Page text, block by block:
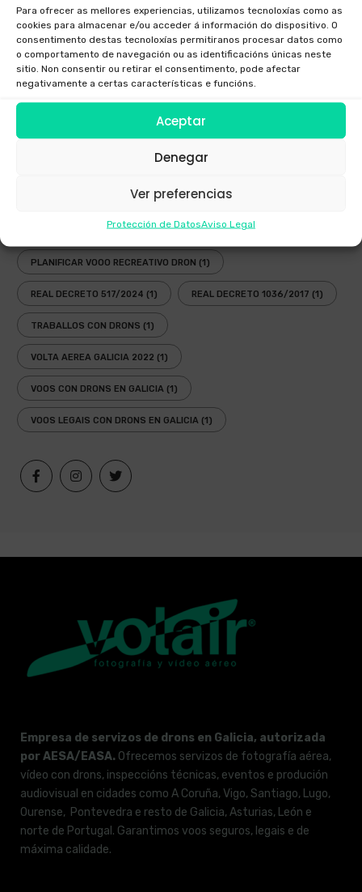
Para ofrecer as mellores experiencias, utilizamos tecnoloxías como as
cookies para almacenar e/ou acceder á información do dispositivo. O
consentimento destas tecnoloxías permitiranos procesar datos como
o comportamento de navegación ou as identificacións únicas neste
sitio. Non consentir ou retirar el consentimento, pode afectar
negativamente a certas características e funcións.
Aceptar
Denegar
Ver preferencias
Protección de DatosAviso Legal
INSPECCIÓNS TÉCNICAS CON DRONS GALICIA(1) LEI(2)
LEI DRONS(2) LEI DRONS 2018(1)
NORMATIVA DRONS ESPAÑA(1)
NORMATIVA DRONS EUROPA(1)
(1) PLANIFICADOR ENAIRE DRONS
PLANIFICADOR VOOS DRONS(1)
PLANIFICAR VOOO RECREATIVO DRON (1)
REAL DECRETO 517/2024 (1) REAL DECRETO 1036/2017 (1)
TRABALLOS CON DRONS (1)
VOLTA AEREA GALICIA 2022 (1)
VOOS CON DRONS EN GALICIA (1)
VOOS LEGAIS CON DRONS EN GALICIA (1)
Empresa de servizos de drons en Galicia, autorizada
por AESA/EASA. Ofrecemos servizos de fotografía aérea,
vídeo con drons, inspeccións técnicas, eventos e produción
audiovisual en cidades como A Coruña, Vigo, Santiago, Lugo,
Ourense, Pontevedra e resto de Galicia, Asturias, León e
norte de Portugal. Garantimos voos seguros, legais e de
máxima calidade.